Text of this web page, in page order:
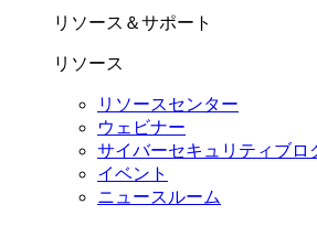
リソース＆サポート
リソース
リソースセンター
ウェビナー
サイバーセキュリティブロ
イベント
ニュースルーム